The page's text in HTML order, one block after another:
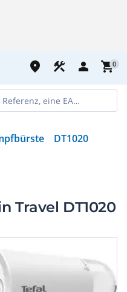
place construction person shopping_cart0
DT1020
Travel DT1020